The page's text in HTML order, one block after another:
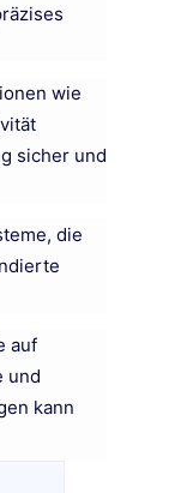
wie
sicher und
die
auf
und
kann